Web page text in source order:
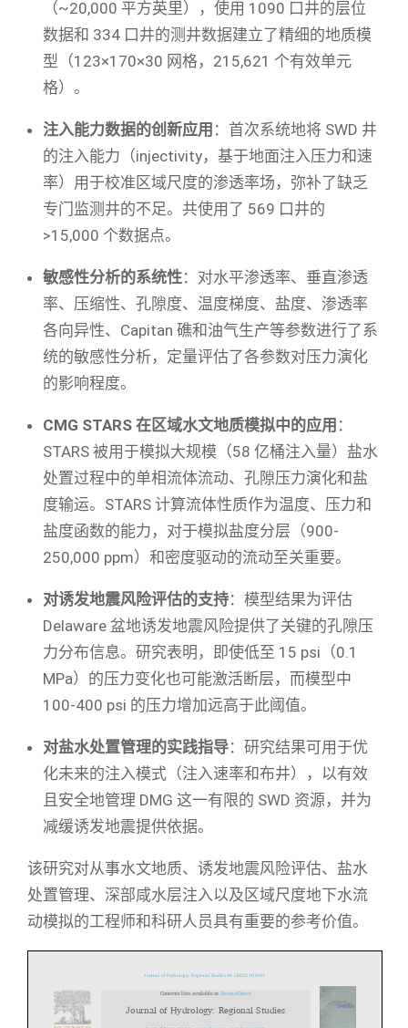
（~20,000 平方英里），使用 1090 口井的层位
数据和 334 口井的测井数据建立了精细的地质模
型（123×170×30 网格，215,621 个有效单元
格）。
注入能力数据的创新应用 ：首次系统地将 SWD 井
的注入能力（injectivity，基于地面注入压力和速
率）用于校准区域尺度的渗透率场，弥补了缺乏
专门监测井的不足。共使用了 569 口井的
>15,000 个数据点。
敏感性分析的系统性：对水平渗透率、垂直渗透
率、压缩性、孔隙度、温度梯度、盐度、渗透率
各向异性、Capitan 礁和油气生产等参数进行了系
统的敏感性分析，定量评估了各参数对压力演化
的影响程度。
CMG STARS 在区域水文地质模拟中的应用 ：
STARS 被用于模拟大规模（58 亿桶注入量）盐水
处置过程中的单相流体流动、孔隙压力演化和盐
度输运。STARS 计算流体性质作为温度、压力和
盐度函数的能力，对于模拟盐度分层（900-
250,000 ppm）和密度驱动的流动至关重要。
对诱发地震风险评估的支持：模型结果为评估
Delaware 盆地诱发地震风险提供了关键的孔隙压
力分布信息。研究表明，即使低至 15 psi（0.1
MPa）的压力变化也可能激活断层，而模型中
100-400 psi 的压力增加远高于此阈值。
对盐水处置管理的实践指导：研究结果可用于优
化未来的注入模式（注入速率和布井），以有效
且安全地管理 DMG 这一有限的 SWD 资源，并为
减缓诱发地震提供依据。
该研究对从事水文地质、诱发地震风险评估、盐水
处置管理、深部咸水层注入以及区域尺度地下水流
动模拟的工程师和科研人员具有重要的参考价值。